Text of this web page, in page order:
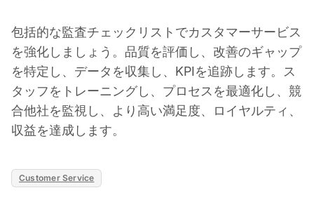
包括的な監査チェックリストでカスタマーサービス
を強化しましょう。品質を評価し、改善のギャップ
を特定し、データを収集し、KPIを追跡します。ス
タッフをトレーニングし、プロセスを最適化し、競
合他社を監視し、より高い満足度、ロイヤルティ、
収益を達成します。
Customer Service